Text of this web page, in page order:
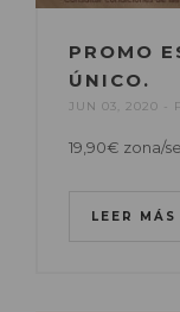
PROMO
ÚNICO.
JUN 03, 2020
19,90€ zona/
LEER MÁS